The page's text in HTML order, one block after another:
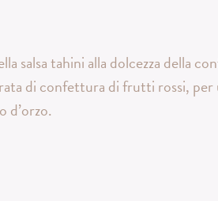
salsa tahini alla dolcezza della
di confettura di frutti rossi,
d’orzo.